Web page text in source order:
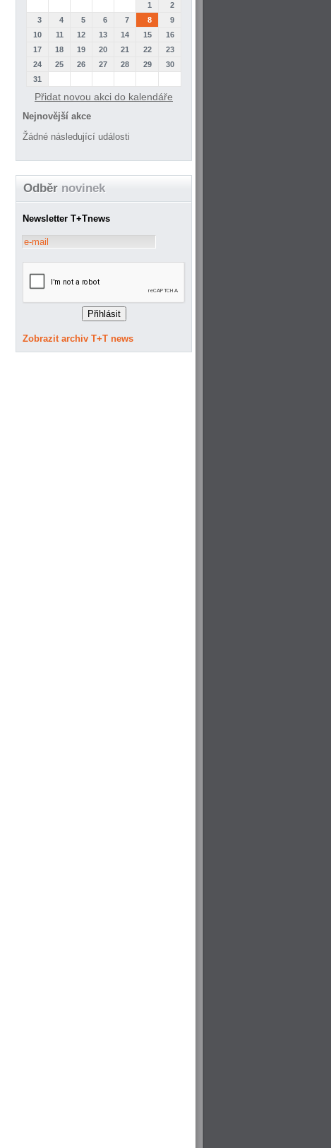
1
2
3
4 5 6 7 8
9
10
11 12 13 14 15
16
17
18 19 20 21 22
23
24
25 26 27 28 29
30
31
Přidat novou akci do kalendáře
Nejnovější akce
Žádné následující události
Odběr novinek
Newsletter T+Tnews
Zobrazit archiv T+T news